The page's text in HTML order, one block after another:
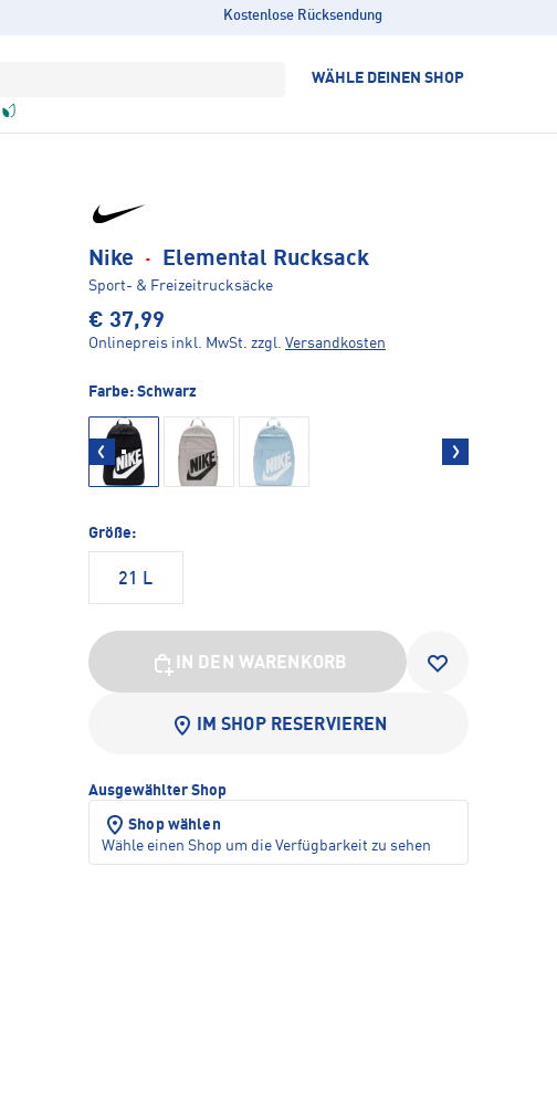
Kostenlose Rücksendung
WÄHLE DEINEN SHOP
Nike · Elemental Rucksack
Sport- & Freizeitrucksäcke
€ 37,99
Onlinepreis inkl. MwSt. zzgl. Versandkosten
Farbe: Schwarz
Größe:
21 L
IN DEN WARENKORB
IM SHOP RESERVIEREN
Ausgewählter Shop
Shop wählen
Wähle einen Shop um die Verfügbarkeit zu sehen